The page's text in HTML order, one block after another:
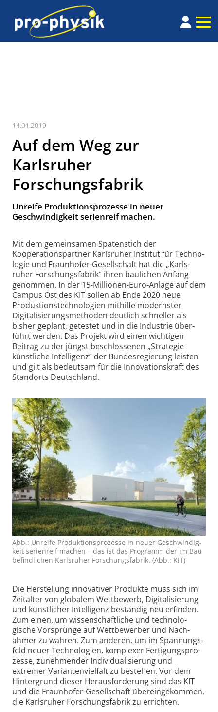
14.01.2019
Auf dem Weg zur
Karlsruher
Forschungsfabrik
Unreife Produktions­prozesse in neuer
Geschwin­dig­keit serien­reif machen.
Mit dem gemeinsamen Spatenstich der
Kooperationspartner Karls­ruher Institut für Techno­
logie und Fraun­hofer-Gesell­schaft hat die „Karls­
ruher Forschungs­fabrik“ ihren bau­lichen Anfang
genommen. In der 15-Millionen-Euro-Anlage auf dem
Campus Ost des KIT sollen ab Ende 2020 neue
Produk­tions­techno­logien mit­hilfe modernster
Digita­li­sie­rungs­methoden deut­lich schneller als
bisher geplant, getestet und in die Industrie über­
führt werden. Das Projekt wird einen wich­tigen
Beitrag zu der jüngst beschlos­senen „Strategie
künst­liche Intel­li­genz“ der Bundes­regie­rung leisten
und gilt als bedeut­sam für die Inno­va­tions­kraft des
Stand­orts Deutsch­land.
Abb.: Unreife Produktions­pro­zesse in neuer Geschwin­dig­
keit serien­reif machen – das ist das Pro­gramm der im Bau
befind­lichen Karls­ruher Forschungs­fabrik. (Abb.: KIT)
Die Herstellung innovativer Produkte muss sich im
Zeit­alter von globalem Wett­bewerb, Digita­li­sie­rung
und künst­licher Intel­li­genz beständig neu erfinden.
Zum einen, um wissen­schaft­liche und techno­lo­
gische Vor­sprünge auf Wett­bewerber und Nach­
ahmer zu wahren. Zum anderen, um im Span­nungs­
feld neuer Techno­logien, komplexer Ferti­gungs­pro­
zesse, zuneh­mender Indivi­duali­sie­rung und
extremer Varianten­viel­falt zu bestehen. Vor dem
Hinter­grund dieser Heraus­forde­rung sind das KIT
und die Fraun­hofer-Gesell­schaft über­ein­ge­kommen,
die Karls­ruher Forschungs­fabrik zu errichten.